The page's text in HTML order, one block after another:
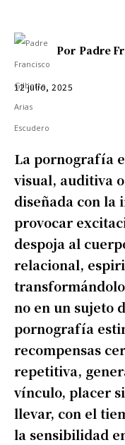
Por Padre
12 julio, 2025
La pornografía
visual, auditiva
diseñada con la
provocar
despoja al
relacional,
no en un sujeto
pornografía
recompensas
repetitiva,
vínculo, placer
llevar, con el
la sensibilidad